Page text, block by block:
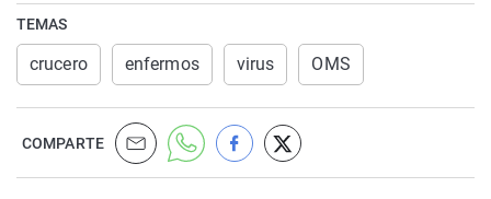
TEMAS
crucero enfermos virus OMS
COMPARTE